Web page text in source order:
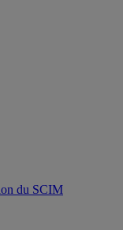
du SCIM